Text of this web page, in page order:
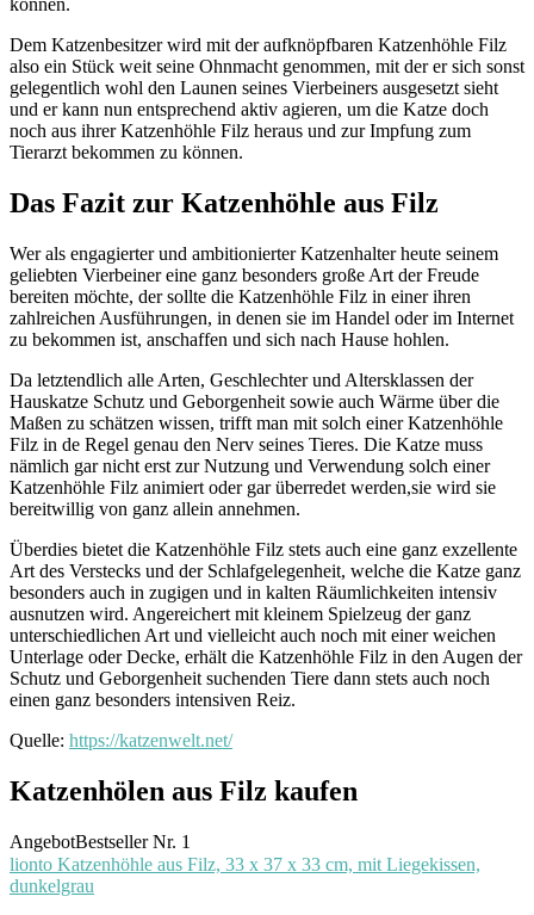
können.
Dem Katzenbesitzer wird mit der aufknöpfbaren Katzenhöhle Filz
also ein Stück weit seine Ohnmacht genommen, mit der er sich sonst
gelegentlich wohl den Launen seines Vierbeiners ausgesetzt sieht
und er kann nun entsprechend aktiv agieren, um die Katze doch
noch aus ihrer Katzenhöhle Filz heraus und zur Impfung zum
Tierarzt bekommen zu können.
Das Fazit zur Katzenhöhle aus Filz
Wer als engagierter und ambitionierter Katzenhalter heute seinem
geliebten Vierbeiner eine ganz besonders große Art der Freude
bereiten möchte, der sollte die Katzenhöhle Filz in einer ihren
zahlreichen Ausführungen, in denen sie im Handel oder im Internet
zu bekommen ist, anschaffen und sich nach Hause hohlen.
Da letztendlich alle Arten, Geschlechter und Altersklassen der
Hauskatze Schutz und Geborgenheit sowie auch Wärme über die
Maßen zu schätzen wissen, trifft man mit solch einer Katzenhöhle
Filz in de Regel genau den Nerv seines Tieres. Die Katze muss
nämlich gar nicht erst zur Nutzung und Verwendung solch einer
Katzenhöhle Filz animiert oder gar überredet werden,sie wird sie
bereitwillig von ganz allein annehmen.
Überdies bietet die Katzenhöhle Filz stets auch eine ganz exzellente
Art des Verstecks und der Schlafgelegenheit, welche die Katze ganz
besonders auch in zugigen und in kalten Räumlichkeiten intensiv
ausnutzen wird. Angereichert mit kleinem Spielzeug der ganz
unterschiedlichen Art und vielleicht auch noch mit einer weichen
Unterlage oder Decke, erhält die Katzenhöhle Filz in den Augen der
Schutz und Geborgenheit suchenden Tiere dann stets auch noch
einen ganz besonders intensiven Reiz.
Quelle: https://katzenwelt.net/
Katzenhölen aus Filz kaufen
AngebotBestseller Nr. 1
lionto Katzenhöhle aus Filz, 33 x 37 x 33 cm, mit Liegekissen,
dunkelgrau